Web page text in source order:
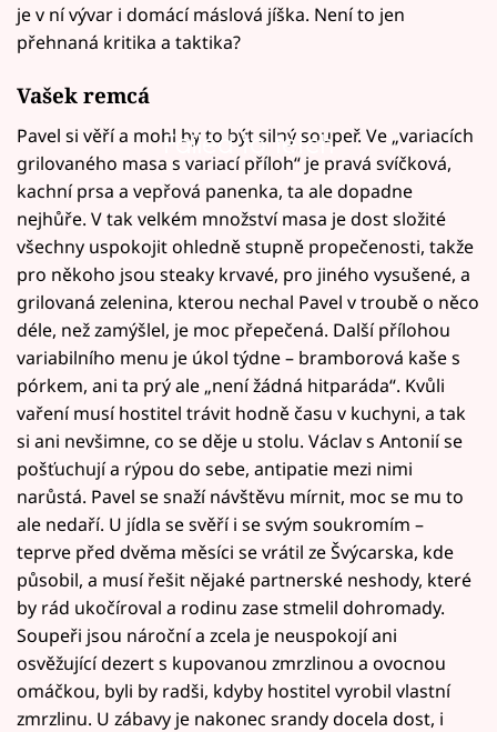
je v ní vývar i domácí máslová jíška. Není to jen
přehnaná kritika a taktika?
Vašek remcá
Failed to fetch
Pavel si věří a mohl by to být silný soupeř. Ve „variacích
grilovaného masa s variací příloh“ je pravá svíčková,
kachní prsa a vepřová panenka, ta ale dopadne
nejhůře. V tak velkém množství masa je dost složité
všechny uspokojit ohledně stupně propečenosti, takže
pro někoho jsou steaky krvavé, pro jiného vysušené, a
grilovaná zelenina, kterou nechal Pavel v troubě o něco
déle, než zamýšlel, je moc přepečená. Další přílohou
variabilního menu je úkol týdne – bramborová kaše s
pórkem, ani ta prý ale „není žádná hitparáda“. Kvůli
vaření musí hostitel trávit hodně času v kuchyni, a tak
si ani nevšimne, co se děje u stolu. Václav s Antonií se
pošťuchují a rýpou do sebe, antipatie mezi nimi
narůstá. Pavel se snaží návštěvu mírnit, moc se mu to
ale nedaří. U jídla se svěří i se svým soukromím –
teprve před dvěma měsíci se vrátil ze Švýcarska, kde
působil, a musí řešit nějaké partnerské neshody, které
by rád ukočíroval a rodinu zase stmelil dohromady.
Soupeři jsou nároční a zcela je neuspokojí ani
osvěžující dezert s kupovanou zmrzlinou a ovocnou
omáčkou, byli by radši, kdyby hostitel vyrobil vlastní
zmrzlinu. U zábavy je nakonec srandy docela dost, i